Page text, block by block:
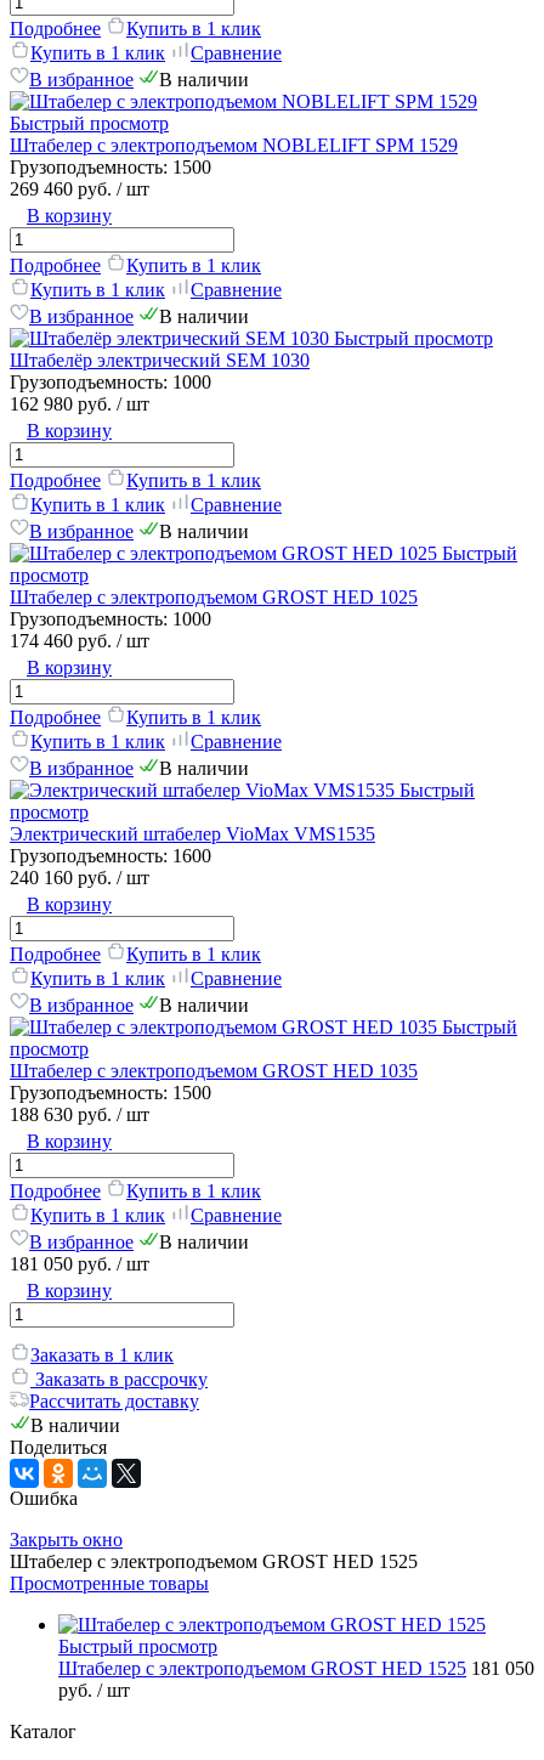
Подробнее
Купить в 1 клик
Купить в 1 клик
Сравнение
В избранное
В наличии
Быстрый просмотр
Штабелер с электроподъемом NOBLELIFT SPM 1529
Грузоподъемность: 1500
269 460 руб. / шт
В корзину
Подробнее
Купить в 1 клик
Купить в 1 клик
Сравнение
В избранное
В наличии
Быстрый просмотр
Штабелёр электрический SEM 1030
Грузоподъемность: 1000
162 980 руб. / шт
В корзину
Подробнее
Купить в 1 клик
Купить в 1 клик
Сравнение
В избранное
В наличии
Быстрый
просмотр
Штабелер с электроподъемом GROST HED 1025
Грузоподъемность: 1000
174 460 руб. / шт
В корзину
Подробнее
Купить в 1 клик
Купить в 1 клик
Сравнение
В избранное
В наличии
Быстрый
просмотр
Электрический штабелер VioMax VMS1535
Грузоподъемность: 1600
240 160 руб. / шт
В корзину
Подробнее
Купить в 1 клик
Купить в 1 клик
Сравнение
В избранное
В наличии
Быстрый
просмотр
Штабелер с электроподъемом GROST HED 1035
Грузоподъемность: 1500
188 630 руб. / шт
В корзину
Подробнее
Купить в 1 клик
Купить в 1 клик
Сравнение
В избранное
В наличии
181 050 руб. / шт
В корзину
Заказать в 1 клик
Заказать в рассрочку
Рассчитать доставку
В наличии
Поделиться
Ошибка
Закрыть окно
Штабелер с электроподъемом GROST HED 1525
Просмотренные товары
Быстрый просмотр
Штабелер с электроподъемом GROST HED 1525 181 050
руб. / шт
Каталог